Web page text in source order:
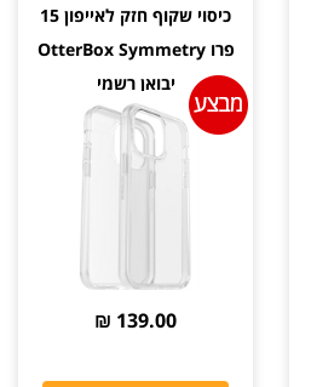
כיסוי שקוף חזק לאייפון 15
פרו OtterBox Symmetry
יבואן רשמי
139.00 ₪